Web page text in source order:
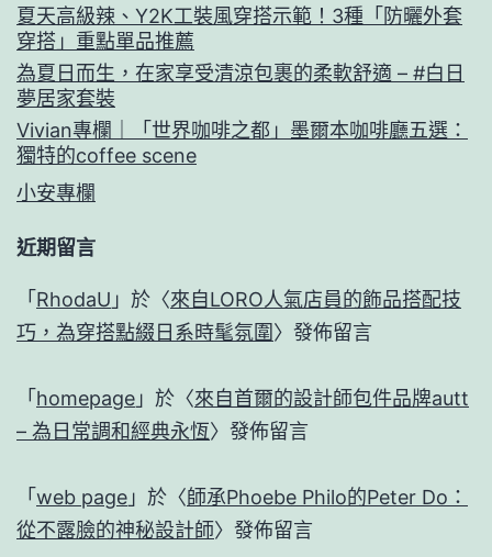
夏天高級辣、Y2K工裝風穿搭示範！3種「防曬外套
穿搭」重點單品推薦
為夏日而生，在家享受清涼包裹的柔軟舒適 – #白日
夢居家套裝
Vivian專欄｜「世界咖啡之都」墨爾本咖啡廳五選：
獨特的coffee scene
小安專欄
近期留言
「RhodaU 」於〈來自LORO人氣店員的飾品搭配技
巧，為穿搭點綴日系時髦氛圍〉發佈留言
「homepage 」於〈來自首爾的設計師包件品牌autt
– 為日常調和經典永恆〉發佈留言
「web page 」於〈師承Phoebe Philo的Peter Do：
從不露臉的神秘設計師〉發佈留言